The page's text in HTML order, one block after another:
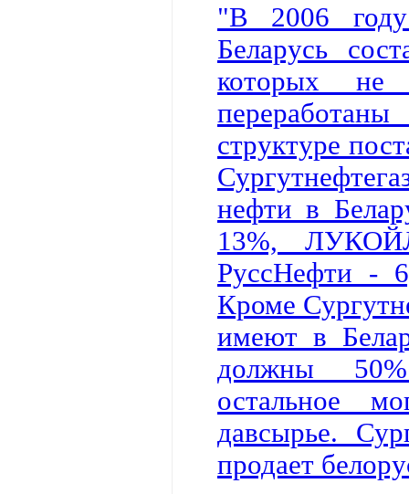
"В 2006
Беларусь
которых
структуре
нефти в
13%,
РуссНефти -
Кроме
имеют в
должны
остальное
давсырье.
продает